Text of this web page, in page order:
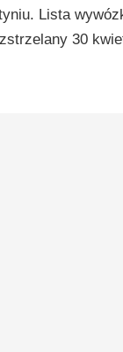
Lista
30